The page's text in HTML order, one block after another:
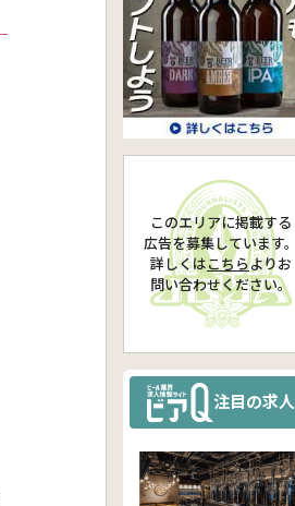
このエリアに掲載する
広告を募集しています。
詳しくは こちらより お
問い合わせください。
注目の求人